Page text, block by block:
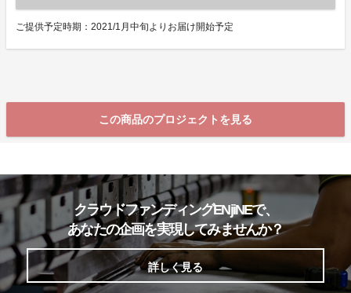
ご提供予定時期：2021/1月中旬よりお届け開始予定
この商品のプロジェクトを見る
クラウドファンディングENjiNEで、
あなたの企画を実現してみませんか？
詳しく見る